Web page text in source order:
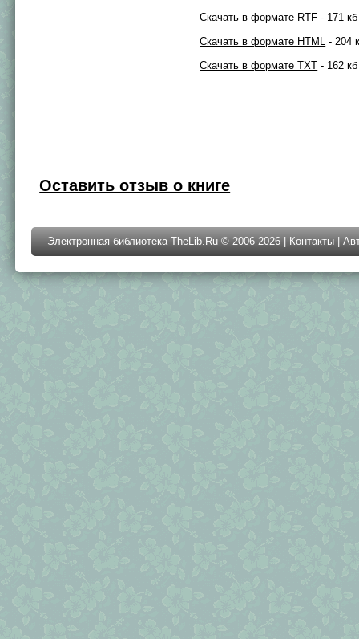
Скачать в формате RTF - 171 кб
Скачать в формате HTML - 204
Скачать в формате TXT - 162 кб
Оставить отзыв о книге
Электронная библиотека TheLib.Ru © 2006-2026 | Контакты |